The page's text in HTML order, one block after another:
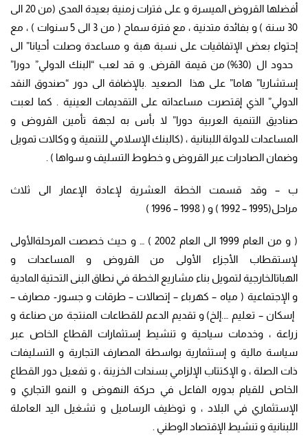
أفضلها القروض الميسرة و على فترات زمنية بعيدة المدى (من 20 الى
30 سنة ) و بفائدة متدنية ، مع فترة سماح ( من 3 الى 5 سنوات ) ، مع
إحتواء بعض الإتفاقيات على نسبة هبة و مساعدة وصلت أحيانا” الى
حدود ال (30%) من قيمة القرض. و قد لعب “البنك الدولي” دورا”
إستشاريا” هاما” على هذا الصعيد .بالإضافة الى دور “صندوق النقد
الدولي” الذي إقتصرت مساعداته على التقديمات العينية . كما لعبت
صناديق التنمية العربية دورا” لا بأس به لجهة تأمين القروض و
المساعدات للدولة اللبنانية ، (كالبنك الإسلامي للتنمية و وكالات تمويل
وضمان الصادرات عبر القروض و خطوط التسليف و سواها ) .
ب – وقد قسمت الخطة العشرية لإعادة الإعمار الى ثلاث
مراحل(1995 – 1992 ) و ( 1998 – 1996 )
( و من العام 1999 الى العام 2002 ) … و حيث خصصت المرحلةالأولى
لإستقطاب الأجزاء الأولى من القروض و المساعدات و
الهباتالخارجية لتمويل بناء مشاريع الخطة في نطاق البنى التحتية المادية
و الإجتماعية ( مياه – كهرباء – إتصالات – طرقات و جسور- مصارف –
إسكان – تعليم ….إلخ) و تقديم الدعم للقطاعات المنتجة من صناعة و
زراعة ، وخدمات سياحية و تنشيط إستثمارات القطاع الخاص عبر
سياسة مالية و إستثمارية بواسطة المصارف التجارية و التسليفات
ذات الصلة ، و الإكتتاب الإلزامي بسندات الخزينة ، و تفعيل دور القطاع
الخاص للقيام بدوره الفاعل في حركة النهوض و النمو التجاري و
الإستثماري في البلاد ، و توظيف الرساميل و تشغيل اليد العاملة
اللبنانية و تنشيط الإقتصاد الوطني .